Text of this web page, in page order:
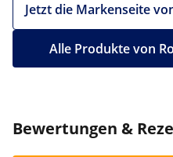
Jetzt die Markenseite
Alle Produkte von
Bewertungen &